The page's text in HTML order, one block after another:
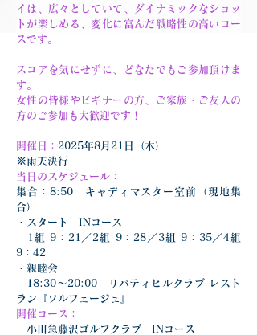
イは、広々としていて、ダイナミックなショッ
トが楽しめる、変化に富んだ戦略性の高いコー
スです。
スコアを気にせずに、どなたでもご参加頂けま
す。
女性の皆様やビギナーの方、ご家族・ご友人の
方のご参加も大歓迎です！
開催日： 2025年8月21日（木）
※雨天決行
当日のスケジュール：
集合：8:50　キャディマスター室前（現地集
合）
・スタート　INコース
1組 9：21／2組 9：28／3組 9：35／4組
9：42
・親睦会
18:30〜20:00　リバティヒルクラブ レスト
ラン『ソルフェージュ』
開催コース：
小田急藤沢ゴルフクラブ　INコース